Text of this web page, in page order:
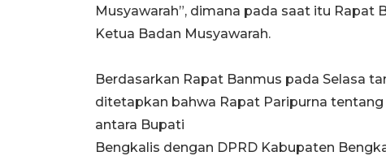
Musyawarah”, dimana pada saat itu Rapat
Ketua Badan Musyawarah.
Berdasarkan Rapat Banmus pada Selasa
ditetapkan bahwa Rapat Paripurna
antara Bupati
Bengkalis dengan DPRD Kabupaten